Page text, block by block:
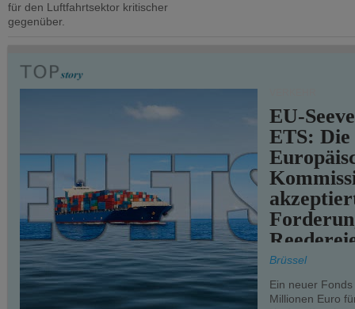
für den Luftfahrtsektor kritischer
gegenüber.
EU-
ETS: Die
teilweise.
Brüssel
Ein neuer
Millionen Euro